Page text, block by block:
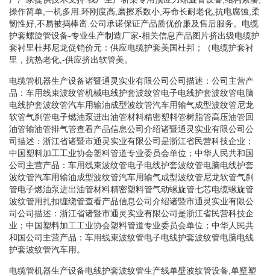
操作简单,一机多用.环刚度高,磨擦系数小,寿命长耐老化,抗电腐蚀,柔
韧性好,不易被捣棒凿.公司承诺保证产品质优价廉及售后服务。电缆
护套螺旋管设备-专业生产制造厂家-相关信息产品图片挤出级电缆护
套衬里杜邦尼龙促销价元：供应电缆护套美国杜邦；（电缆护套衬
里，抗热老化,-供应挤出软管美。
电缆管机器生产设备诸暨通灵实业有限公司公司描述：公司主营产
品：车用线束波纹管机械电线护套波纹管电子电线护套波纹管电脑
电线护套波纹管汽车用输油成型波纹管汽车用输气成型波纹管尼龙
软管气刹管电子燃油泵进出油管材料精密塑料管树脂管高压油管回
油管输油管排气管查看产品信息公司介绍诸暨通灵实业有限公司公
司描述：浙江省诸暨市通灵实业有限公司是浙江省民营科技企业；
中国塑料加工工业协会塑料管道专业委员会单位；中华人民共和国
公司主营产品：车用线束波纹管电子电线护套波纹管电脑电线护套
波纹管汽车用输油成型波纹管汽车用输气成型波纹管尼龙软管气刹
管电子燃油泵进出油管材料精密塑料管气动螺旋管七芯电缆螺旋管
波纹管用扎扣缠绕管查看产品信息公司介绍诸暨市通灵实业有限公
司公司描述：浙江省诸暨市通灵实业有限公司是浙江省民营科技企
业；中国塑料加工工业协会塑料管道专业委员会单位；中华人民共
和国公司主营产品：车用线束波纹管电子电线护套波纹管电脑电线
护套波纹管汽车用。
电缆管机器生产设备电线护套波纹管生产线单壁波纹管设备,单壁塑